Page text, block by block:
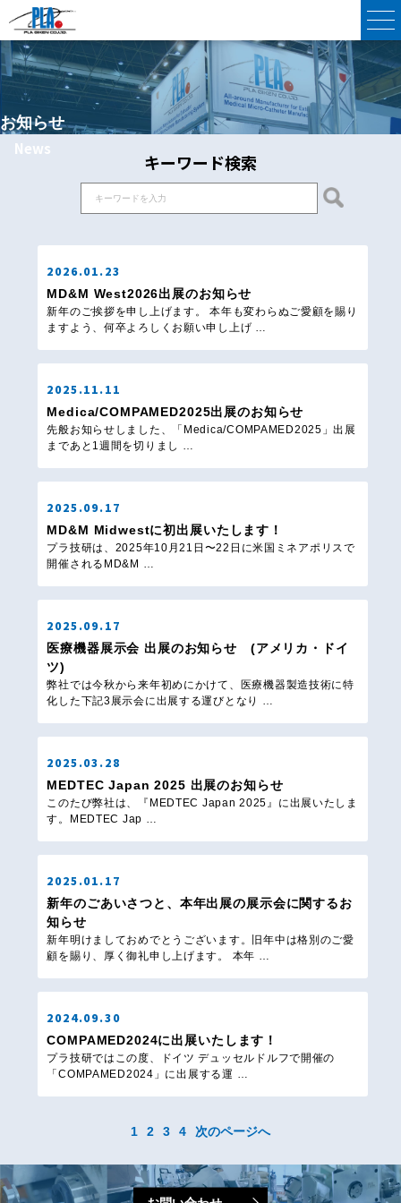
お知らせ
News
キーワード検索
2026.01.23
MD&M West2026出展のお知らせ
新年のご挨拶を申し上げます。 本年も変わらぬご愛顧を賜り
ますよう、何卒よろしくお願い申し上げ …
2025.11.11
Medica/COMPAMED2025出展のお知らせ
先般お知らせしました、「Medica/COMPAMED2025」出展
まであと1週間を切りまし …
2025.09.17
MD&M Midwestに初出展いたします！
プラ技研は、2025年10月21日〜22日に米国ミネアポリスで
開催されるMD&M …
2025.09.17
医療機器展示会 出展のお知らせ (アメリカ・ドイ
ツ)
弊社では今秋から来年初めにかけて、医療機器製造技術に特
化した下記3展示会に出展する運びとなり …
2025.03.28
MEDTEC Japan 2025 出展のお知らせ
このたび弊社は、『MEDTEC Japan 2025』に出展いたしま
す。MEDTEC Jap …
2025.01.17
新年のごあいさつと、本年出展の展示会に関するお
知らせ
新年明けましておめでとうございます。旧年中は格別のご愛
顧を賜り、厚く御礼申し上げます。 本年 …
2024.09.30
COMPAMED2024に出展いたします！
プラ技研ではこの度、ドイツ デュッセルドルフで開催の
「COMPAMED2024」に出展する運 …
1 2 3 4 次のページへ